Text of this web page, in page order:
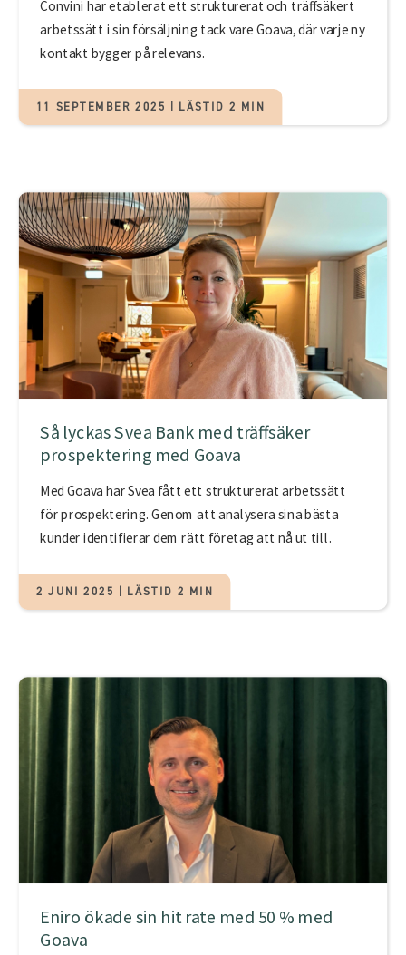
Convini har etablerat ett strukturerat och träffsäkert
arbetssätt i sin försäljning tack vare Goava, där varje ny
kontakt bygger på relevans.
11 SEPTEMBER 2025 | LÄSTID 2 MIN
Så lyckas Svea Bank med träffsäker
prospektering med Goava
Med Goava har Svea fått ett strukturerat arbetssätt
för prospektering. Genom att analysera sina bästa
kunder identifierar dem rätt företag att nå ut till.
2 JUNI 2025 | LÄSTID 2 MIN
Eniro ökade sin hit rate med 50 % med
Goava